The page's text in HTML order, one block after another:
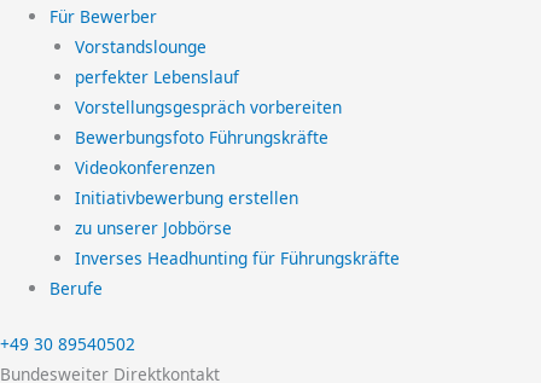
Für Bewerber
Vorstandslounge
perfekter Lebenslauf
Vorstellungsgespräch vorbereiten
Bewerbungsfoto Führungskräfte
Videokonferenzen
Initiativbewerbung erstellen
zu unserer Jobbörse
Inverses Headhunting für Führungskräfte
Berufe
+49 30 89540502
Bundesweiter Direktkontakt